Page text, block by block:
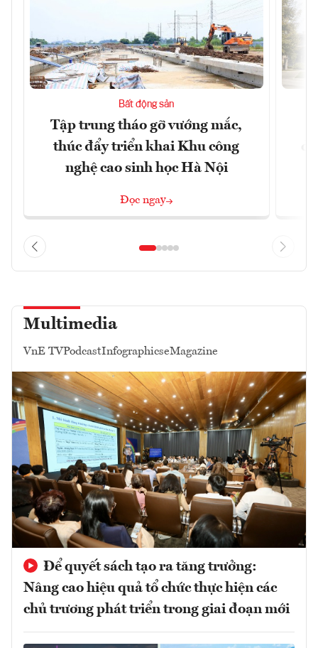
Bất động sản
Tập trung tháo gỡ vướng mắc,
thúc đẩy triển khai Khu công
nghệ cao sinh học Hà Nội
Đọc ngay
Multimedia
VnE TVPodcastInfographicseMagazine
Để quyết sách tạo ra tăng trưởng:
Nâng cao hiệu quả tổ chức thực hiện các
chủ trương phát triển trong giai đoạn mới